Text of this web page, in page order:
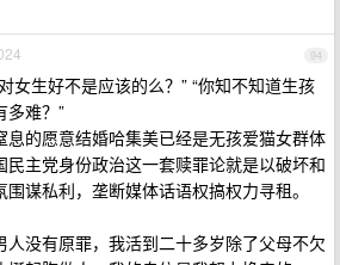
94
女生好不是应该的么？” “你知不知道生孩
多难？”
息的愿意结婚哈集美已经是无孩爱猫女群体
民主党身份政治这一套赎罪论就是以破坏和
谋私利，垄断媒体话语权搞权力寻租。
人没有原罪，我活到二十多岁除了父母不欠